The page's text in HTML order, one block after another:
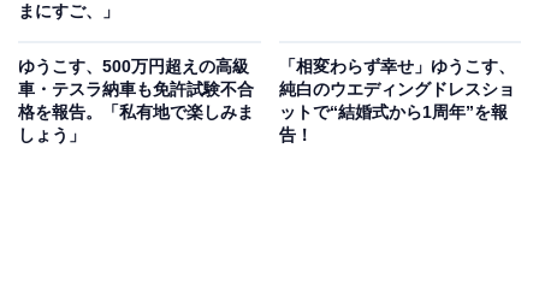
まにすご、」
ゆうこす、500万円超えの高級
車・テスラ納車も免許試験不合
格を報告。「私有地で楽しみま
しょう」
「相変わらず幸せ」ゆうこす、
純白のウエディングドレスショ
ットで“結婚式から1周年”を報
告！